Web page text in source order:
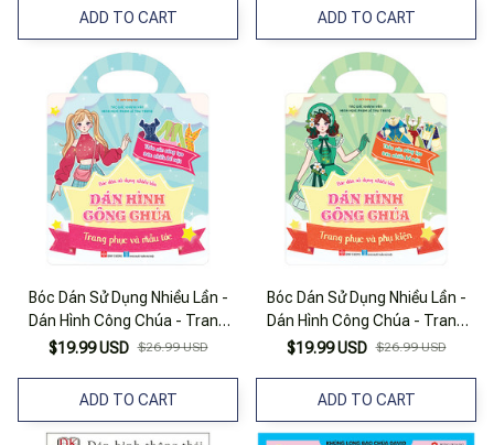
ADD TO CART ADD TO CART
Bóc Dán Sử Dụng Nhiều Lần -
Dán Hình Công Chúa - Trang
Phục Và Mẫu Tóc
$19.99 USD $26.99 USD
ADD TO CART
Bóc Dán Sử Dụng Nhiều Lần -
Dán Hình Công Chúa - Trang
Phục Và Phụ Kiện
$19.99 USD $26.99 USD
ADD TO CART